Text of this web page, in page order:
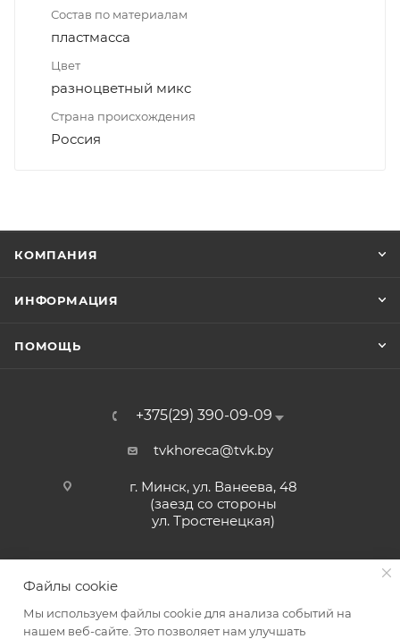
Состав по материалам
пластмасса
Цвет
разноцветный микс
Страна происхождения
Россия
КОМПАНИЯ
ИНФОРМАЦИЯ
ПОМОЩЬ
+375(29) 390-09-09
tvkhoreca@tvk.by
г. Минск, ул. Ванеева, 48
(заезд со стороны
ул. Тростенецкая)
Файлы cookie
Мы используем файлы cookie для анализа событий на
нашем веб-сайте. Это позволяет нам улучшать